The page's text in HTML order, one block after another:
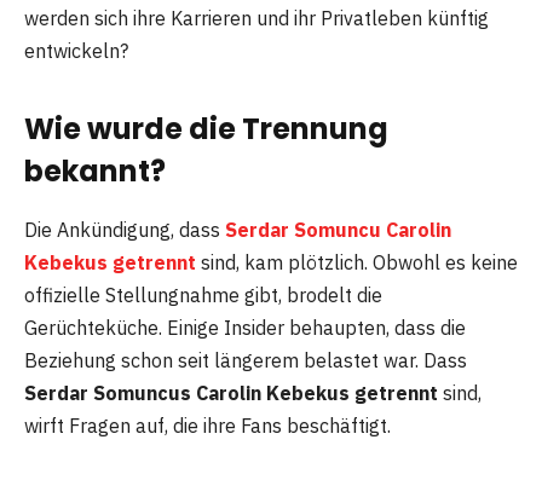
werden sich ihre Karrieren und ihr Privatleben künftig
entwickeln?
Wie wurde die Trennung
bekannt?
Die Ankündigung, dass Serdar Somuncu Carolin
Kebekus getrennt sind, kam plötzlich. Obwohl es keine
offizielle Stellungnahme gibt, brodelt die
Gerüchteküche. Einige Insider behaupten, dass die
Beziehung schon seit längerem belastet war. Dass
Serdar Somuncus Carolin Kebekus getrennt sind,
wirft Fragen auf, die ihre Fans beschäftigt.